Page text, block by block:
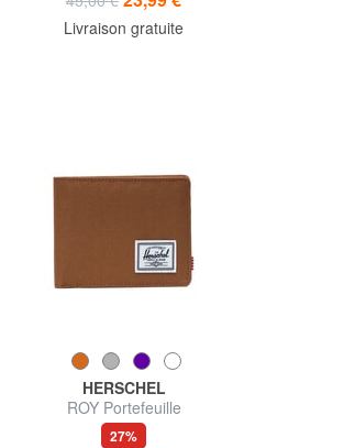
Livraison gratuite
HERSCHEL
ROY Portefeuille
27%